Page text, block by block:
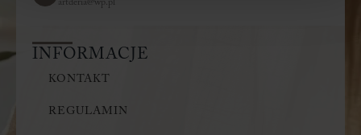
artderia@wp.pl
INFORMACJE
KONTAKT
REGULAMIN